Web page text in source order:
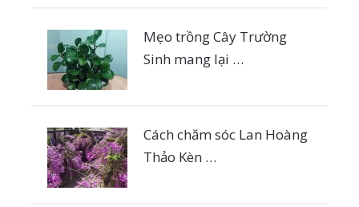
Mẹo trồng Cây Trường
Sinh mang lại …
Cách chăm sóc Lan Hoàng
Thảo Kèn …